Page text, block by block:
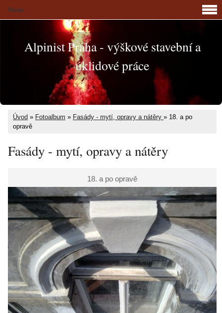
Alpinist Praha - výškové stavební a
úklidové práce
Úvod » Fotoalbum » Fasády - mytí, opravy a nátěry » 18. a po
opravě
Fasády - mytí, opravy a nátěry
18. a po opravě
Menu